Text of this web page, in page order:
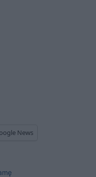
News